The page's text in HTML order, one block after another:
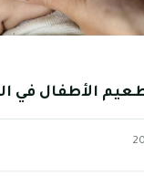
الأطفال في